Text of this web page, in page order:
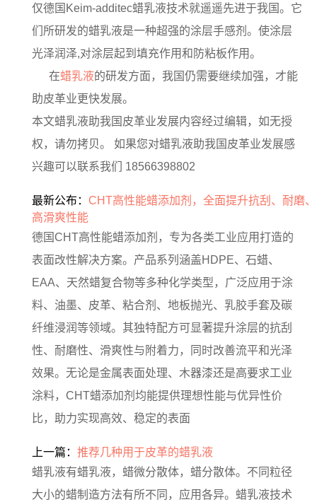
仅德国Keim-additec蜡乳液技术就遥遥先进于我国。它
们所研发的蜡乳液是一种超强的涂层手感剂。使涂层
光泽润泽,对涂层起到填充作用和防粘板作用。
在蜡乳液的研发方面，我国仍需要继续加强，才能
助皮革业更快发展。
本文蜡乳液助我国皮革业发展内容经过编辑，如无授
权，请勿拷贝。 如果您对蜡乳液助我国皮革业发展感
兴趣可以联系我们 18566398802
最新公布： CHT高性能蜡添加剂，全面提升抗刮、耐磨、
高滑爽性能
德国CHT高性能蜡添加剂，专为各类工业应用打造的
表面改性解决方案。产品系列涵盖HDPE、石蜡、
EAA、天然蜡复合物等多种化学类型，广泛应用于涂
料、油墨、皮革、粘合剂、地板抛光、乳胶手套及碳
纤维浸润等领域。其独特配方可显著提升涂层的抗刮
性、耐磨性、滑爽性与附着力，同时改善流平和光泽
效果。无论是金属表面处理、木器漆还是高要求工业
涂料，CHT蜡添加剂均能提供理想性能与优异性价
比，助力实现高效、稳定的表面
上一篇： 推荐几种用于皮革的蜡乳液
蜡乳液有蜡乳液，蜡微分散体，蜡分散体。不同粒径
大小的蜡制造方法有所不同，应用各异。蜡乳液技术